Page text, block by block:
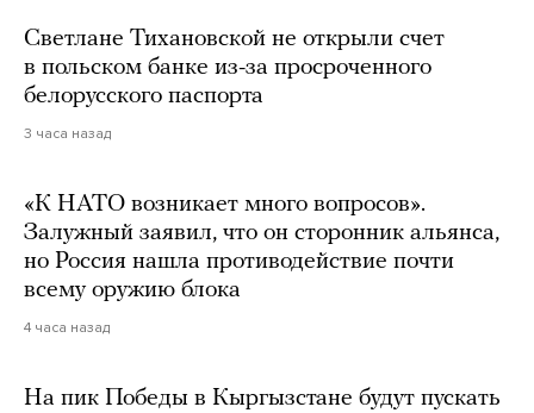
Светлане Тихановской не открыли счет
в польском банке из-за просроченного
белорусского паспорта
3 часа назад
«К НАТО возникает много вопросов».
Залужный заявил, что он сторонник альянса,
но Россия нашла противодействие почти
всему оружию блока
4 часа назад
На пик Победы в Кыргызстане будут пускать